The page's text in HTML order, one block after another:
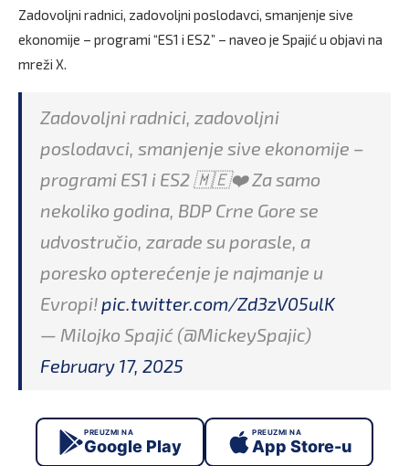
Zadovoljni radnici, zadovoljni poslodavci, smanjenje sive
ekonomije – programi “ES1 i ES2” – naveo je Spajić u objavi na
mreži X.
Zadovoljni radnici, zadovoljni
poslodavci, smanjenje sive ekonomije –
programi ES1 i ES2 🇲🇪❤️ Za samo
nekoliko godina, BDP Crne Gore se
udvostručio, zarade su porasle, a
poresko opterećenje je najmanje u
Evropi!pic.twitter.com/Zd3zV05ulK
— Milojko Spajić (@MickeySpajic)
February 17, 2025
PREUZMI NA
Google Play
PREUZMI NA
App Store-u